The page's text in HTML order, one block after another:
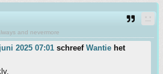
and nevermore
2025 07:01 schreef Wantie het